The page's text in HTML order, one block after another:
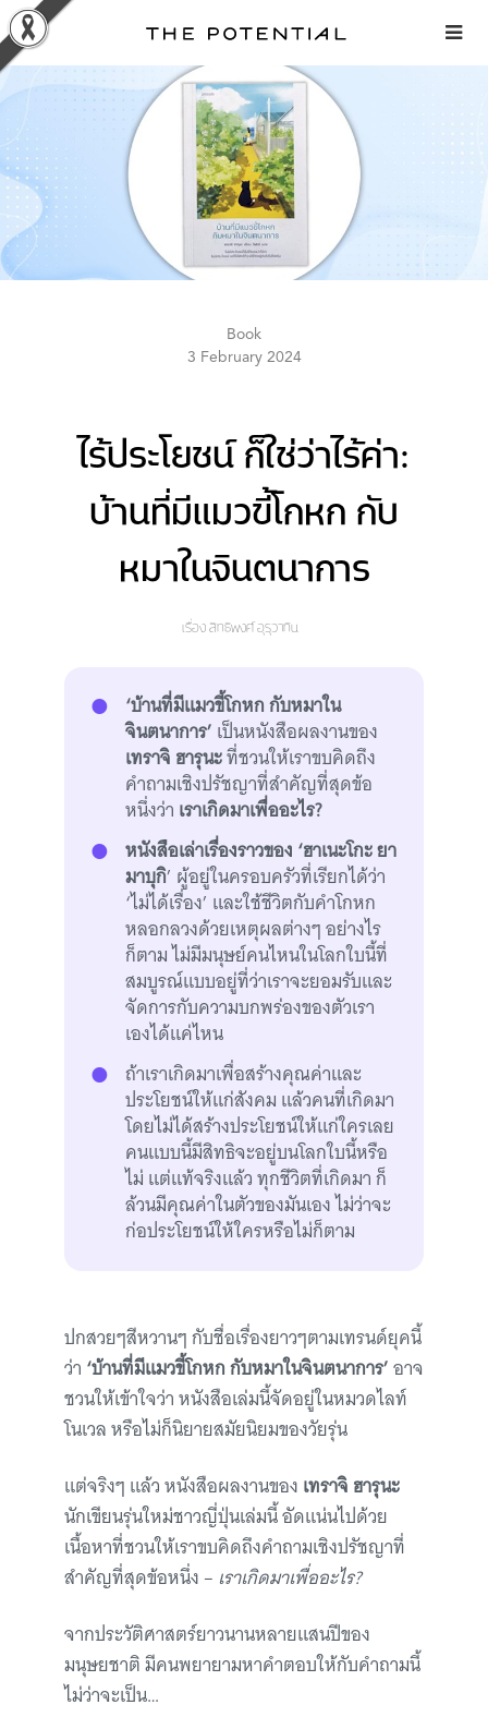
Skip
to
content
Book
3 February 2024
ไร้ประโยชน์ ก็ใช่ว่าไร้ค่า:
บ้านที่มีแมวขี้โกหก กับ
หมาในจินตนาการ
เรื่อง สิทธิพงศ์ อุรุวาทิน
‘บ้านที่มีแมวขี้โกหก กับหมาใน
จินตนาการ’ เป็นหนังสือผลงานของ
เทราจิ ฮารุนะที่ชวนให้เราขบคิดถึง
คำถามเชิงปรัชญาที่สำคัญที่สุดข้อ
หนึ่งว่า เราเกิดมาเพื่ออะไร?
หนังสือเล่าเรื่องราวของ ‘ฮาเนะโกะ ยา
มาบุกิ’ ผู้อยู่ในครอบครัวที่เรียกได้ว่า
‘ไม่ได้เรื่อง’ และใช้ชีวิตกับคำโกหก
หลอกลวงด้วยเหตุผลต่างๆ อย่างไร
ก็ตาม ไม่มีมนุษย์คนไหนในโลกใบนี้ที่
สมบูรณ์แบบอยู่ที่ว่าเราจะยอมรับและ
จัดการกับความบกพร่องของตัวเรา
เองได้แค่ไหน
ถ้าเราเกิดมาเพื่อสร้างคุณค่าและ
ประโยชน์ให้แก่สังคม แล้วคนที่เกิดมา
โดยไม่ได้สร้างประโยชน์ให้แก่ใครเลย
คนแบบนี้มีสิทธิจะอยู่บนโลกใบนี้หรือ
ไม่ แต่แท้จริงแล้ว ทุกชีวิตที่เกิดมา ก็
ล้วนมีคุณค่าในตัวของมันเอง ไม่ว่าจะ
ก่อประโยชน์ให้ใครหรือไม่ก็ตาม
ปกสวยๆสีหวานๆ กับชื่อเรื่องยาวๆตามเทรนด์ยุคนี้
ว่า ‘บ้านที่มีแมวขี้โกหก กับหมาในจินตนาการ’อาจ
ชวนให้เข้าใจว่า หนังสือเล่มนี้จัดอยู่ในหมวดไลท์
โนเวล หรือไม่ก็นิยายสมัยนิยมของวัยรุ่น
แต่จริงๆ แล้ว หนังสือผลงานของ เทราจิ ฮารุนะ
นักเขียนรุ่นใหม่ชาวญี่ปุ่นเล่มนี้ อัดแน่นไปด้วย
เนื้อหาที่ชวนให้เราขบคิดถึงคำถามเชิงปรัชญาที่
สำคัญที่สุดข้อหนึ่ง – เราเกิดมาเพื่ออะไร?
จากประวัติศาสตร์ยาวนานหลายแสนปีของ
มนุษยชาติ มีคนพยายามหาคำตอบให้กับคำถามนี้
ไม่ว่าจะเป็น…